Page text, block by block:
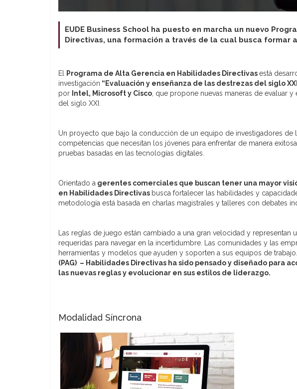
EUDE Business School ha puesto en marcha un nuevo
Directivas, una formación a través de la cual busca formar
El Programa de Alta Gerencia en Habilidades Directivasestá
investigación “Evaluación y enseñanza de las destrezas del siglo
por Intel, Microsoft y Cisco , que propone nuevas maneras de evaluar
del siglo XXI.
Un proyecto que bajo la conducción de un equipo de investigadores de
competencias que necesitan los jóvenes para enfrentar de manera
pruebas basadas en las tecnologías digitales.
Orientado a gerentes comerciales que buscan tener una mayor
en Habilidades Directivas busca fortalecer las habilidades y
metodología está basada en charlas magistrales y talleres con debates
Las reglas de juego están cambiado a una gran velocidad y representan
requeridas para navegar en la incertidumbre. Las comunidades y las
herramientas y modelos que ayuden y soporten a sus equipos de trabajo.
(PAG) – Habilidades Directivas ha sido pensado y diseñado para
las nuevas reglas y evolucionar en sus estilos de liderazgo.
Modalidad Síncrona